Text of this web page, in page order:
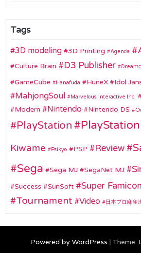
Tags
3D modeling 3D Printing Agenda
Culture Brain
D3 Publisher
GameCube Hanafuda HuneX Idol
MahjongSoul Marvelous Interactive Inc.
Modern
Nintendo Nintendo DS
PlayStation
Kiwame
Psikyo PSP Review
Sega Sega MJ SegaNet MJ
Success SunSoft Super
Tournament Video 日本プロ麻雀
Powered by WordPress | Theme: